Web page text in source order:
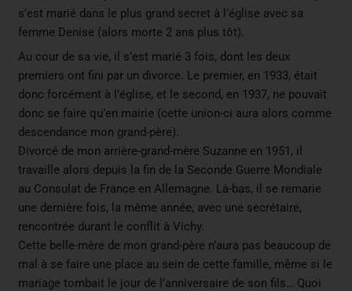
s’est marié dans le plus grand secret à l’église avec sa
femme Denise (alors morte 2 ans plus tôt).
Au cour de sa vie, il s’est marié 3 fois, dont les deux
premiers ont fini par un divorce. Le premier, en 1933, était
donc forcément à l’église, et le second, en 1937, ne pouvait
donc se faire qu’en mairie (cette union-ci aura alors comme
descendance mon grand-père).
Divorcé de mon arrière-grand-mère Suzanne en 1951, il
travaille alors depuis la fin de la Seconde Guerre Mondiale
au Consulat de France en Allemagne. Là-bas, il se remarie
une dernière fois, la même année, avec une secrétaire,
rencontrée durant le conflit à Vichy.
Cette belle-mère de mon grand-père n’aura pas beaucoup de
mal à se faire une place au sein de cette famille, même si le
mariage tombait le jour de l’anniversaire de son fils… Quoi